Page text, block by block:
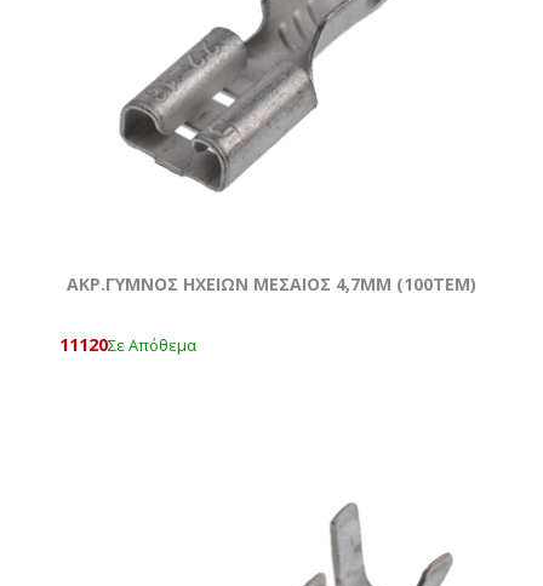
ΑΚΡ.ΓΥΜΝΟΣ ΗΧΕΙΩΝ ΜΕΣΑΙΟΣ 4,7ΜΜ (100ΤΕΜ)
11120Σε Απόθεμα